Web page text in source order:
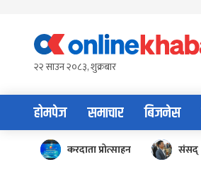
content२२ साउन २०८३, शुक्रबार
होमपेज समाचार बिजनेस
करदाता प्रोत्साहन संसद्